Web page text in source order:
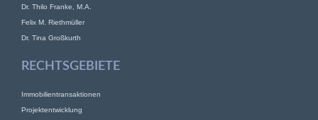
Dr. Thilo Franke, M.A.
Felix M. Riethmüller
Dr. Tina Großkurth
RECHTSGEBIETE
Immobilientransaktionen
Projektentwicklung